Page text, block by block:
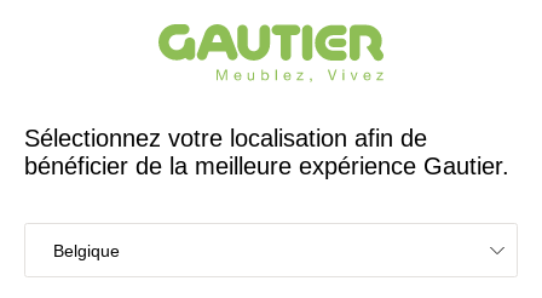
Créateur et fabricant français depuis 65 ans
Accueil Collections Symphonie